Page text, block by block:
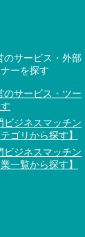
のサービス・外部
ーを探す
のサービス・ツー
ビジネスマッチン
ゴリから探す】
ビジネスマッチン
一覧から探す】